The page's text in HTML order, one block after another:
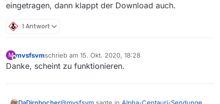
eingetragen, dann klappt der Download auch.
1 Antwort
M
Offline
mvsfsvmschrieb am 15. Okt. 2020, 18:28
zuletzt editiert von
Danke, scheint zu funktionieren.